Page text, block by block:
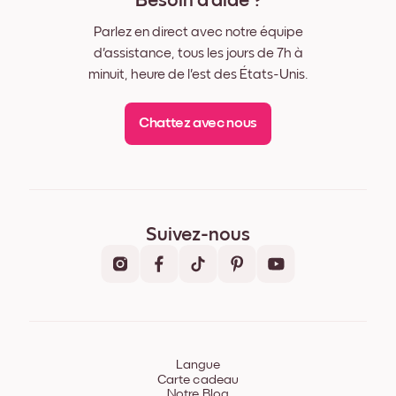
Parlez en direct avec notre équipe
d'assistance, tous les jours de 7h à
minuit, heure de l'est des États-Unis.
Chattez avec nous
Suivez-nous
Langue
Carte cadeau